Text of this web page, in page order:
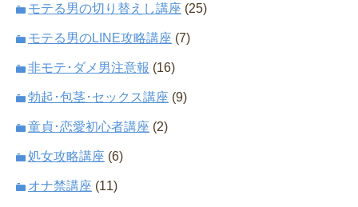
モテる男の切り替えし講座 (25)
モテる男のLINE攻略講座 (7)
非モテ･ダメ男注意報 (16)
勃起･包茎･セックス講座 (9)
童貞･恋愛初心者講座 (2)
処女攻略講座 (6)
オナ禁講座 (11)